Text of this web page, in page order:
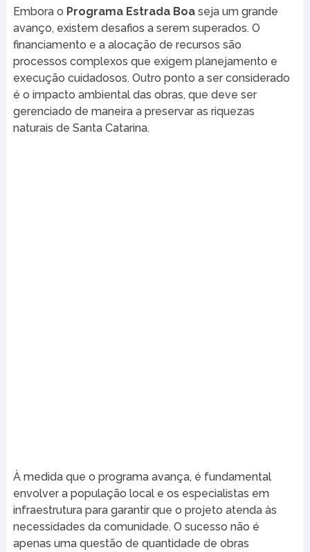
Embora o Programa Estrada Boaseja um grande
avanço, existem desafios a serem superados. O
financiamento e a alocação de recursos são
processos complexos que exigem planejamento e
execução cuidadosos. Outro ponto a ser considerado
é o impacto ambiental das obras, que deve ser
gerenciado de maneira a preservar as riquezas
naturais de Santa Catarina.
À medida que o programa avança, é fundamental
envolver a população local e os especialistas em
infraestrutura para garantir que o projeto atenda às
necessidades da comunidade. O sucesso não é
apenas uma questão de quantidade de obras